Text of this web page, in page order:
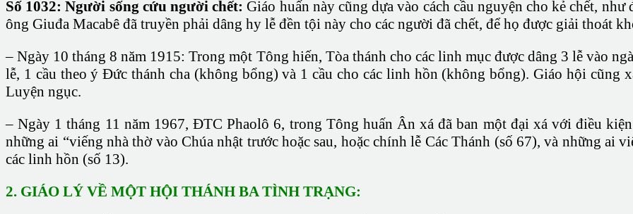
Số 1032: Người sống cứu người chết: Giáo huấn này cũng dựa vào cách cầu nguyện cho kẻ chết,
ông Giuđa Macabê đã truyền phải dâng hy lễ đền tội này cho các người đã chết, để họ được giải thoát
– Ngày 10 tháng 8 năm 1915: Trong một Tông hiến, Tòa thánh cho các linh mục được dâng 3 lễ vào
lễ, 1 cầu theo ý Đức thánh cha (không bổng) và 1 cầu cho các linh hồn (không bổng). Giáo hội cũng
Luyện ngục.
– Ngày 1 tháng 11 năm 1967, ĐTC Phaolô 6, trong Tông huấn Ân xá đã ban một đại xá với điều
những ai “viếng nhà thờ vào Chúa nhật trước hoặc sau, hoặc chính lễ Các Thánh (số 67), và những ai
các linh hồn (số 13).
2. GIÁO LÝ VỀ MỘT HỘI THÁNH BA TÌNH TRẠNG: